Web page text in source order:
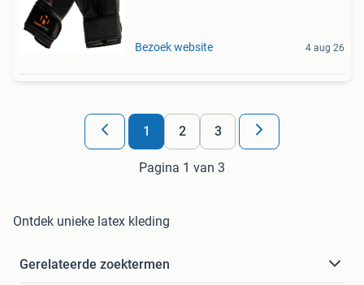
Bezoek website 4 aug 26
1 2 3
Pagina 1 van 3
Ontdek unieke latex kleding
Gerelateerde zoektermen